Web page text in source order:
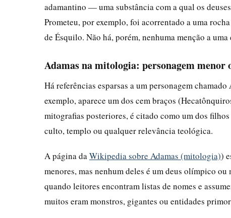
adamantino — uma substância com a qual os
Prometeu, por exemplo, foi acorrentado a uma
de Ésquilo. Não há, porém, nenhuma menção a
Adamas na mitologia: personagem menor
Há referências esparsas a um personagem chamado
exemplo, aparece um dos cem braços
mitografias posteriores, é citado como um dos
culto, templo ou qualquer relevância teológica.
A página da Wikipedia sobre Adamas (mitologia))
menores, mas nenhum deles é um deus olímpico
quando leitores encontram listas de nomes e
muitos eram monstros, gigantes ou entidades